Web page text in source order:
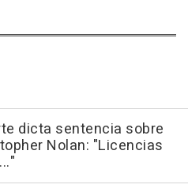
dicta sentencia sobre
Nolan: "Licencias